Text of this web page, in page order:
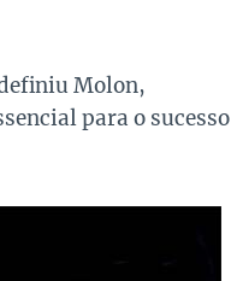
Molon,
para o sucesso